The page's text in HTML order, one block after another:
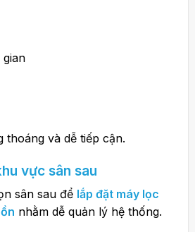
thoáng và dễ tiếp cận.
vực sân sau
sân sau để lắp đặt máy lọc
nhằm dễ quản lý hệ thống.